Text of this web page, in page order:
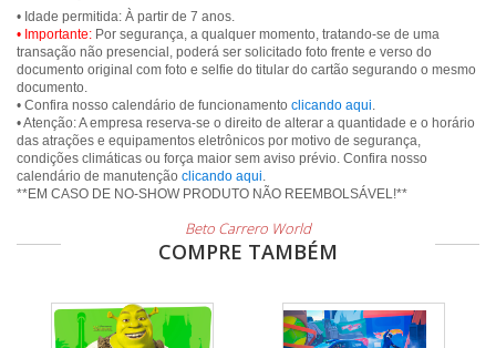
• Importante: Por segurança, a qualquer momento, tratando-se de uma
transação não presencial, poderá ser solicitado foto frente e verso do
documento original com foto e selfie do titular do cartão segurando o mesmo
documento.
• Confira nosso calendário de funcionamento clicando aqui.
• Atenção: A empresa reserva-se o direito de alterar a quantidade e o horário
das atrações e equipamentos eletrônicos por motivo de segurança,
condições climáticas ou força maior sem aviso prévio. Confira nosso
calendário de manutenção clicando aqui.
Beto Carrero World
COMPRE TAMBÉM